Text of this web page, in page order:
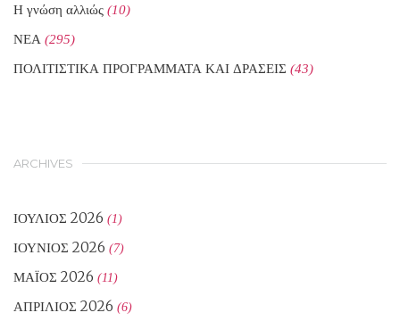
Η γνώση αλλιώς (10)
ΝΕΑ (295)
ΠΟΛΙΤΙΣΤΙΚΑ ΠΡΟΓΡΑΜΜΑΤΑ ΚΑΙ ΔΡΑΣΕΙΣ (43)
ARCHIVES
ΙΟΎΛΙΟΣ 2026 (1)
ΙΟΎΝΙΟΣ 2026 (7)
ΜΆΙΟΣ 2026 (11)
ΑΠΡΊΛΙΟΣ 2026 (6)